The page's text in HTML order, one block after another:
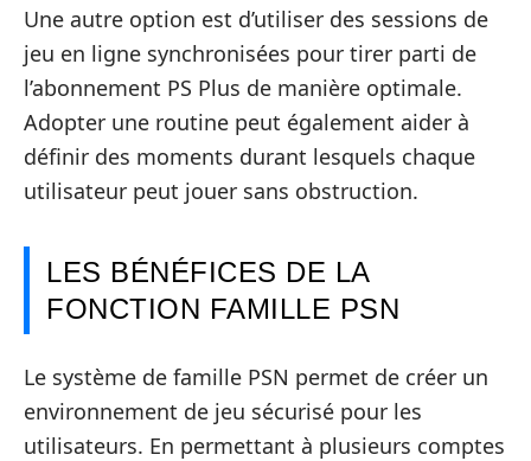
Une autre option est d’utiliser des sessions de
jeu en ligne synchronisées pour tirer parti de
l’abonnement PS Plus de manière optimale.
Adopter une routine peut également aider à
définir des moments durant lesquels chaque
utilisateur peut jouer sans obstruction.
LES BÉNÉFICES DE LA
FONCTION FAMILLE PSN
Le système de famille PSN permet de créer un
environnement de jeu sécurisé pour les
utilisateurs. En permettant à plusieurs comptes